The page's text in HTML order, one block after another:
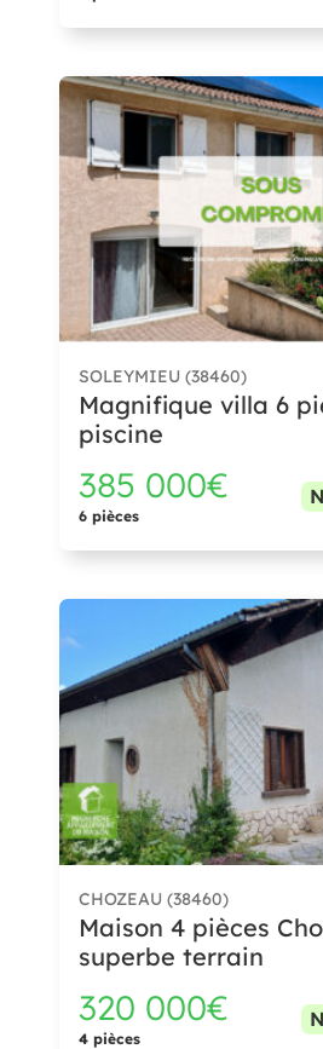
SOLEYMIEU (38460)
Magnifique villa 6
piscine
385 000€
6 pièces
CHOZEAU (38460)
Maison 4 pièces
superbe terrain
320 000€
4 pièces